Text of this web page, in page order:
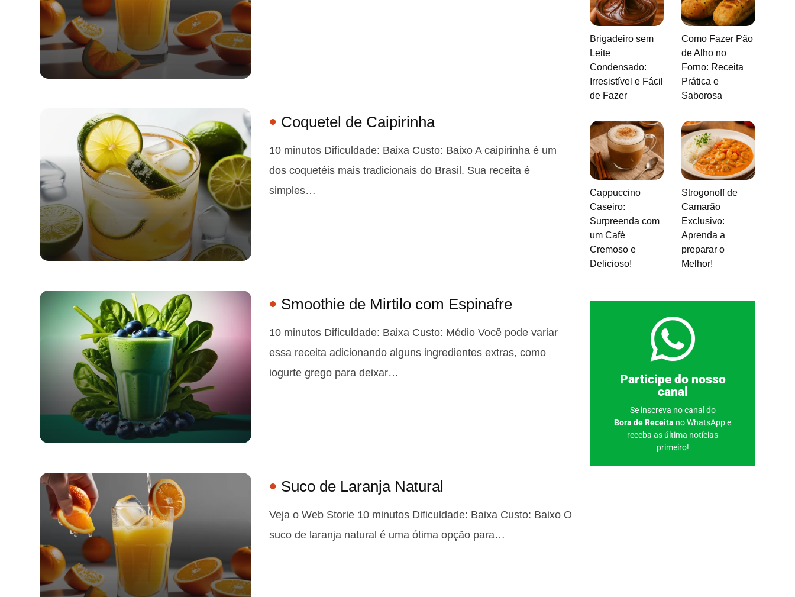
Coquetel de Caipirinha
10 minutos Dificuldade: Baixa Custo: Baixo A caipirinha é um
dos coquetéis mais tradicionais do Brasil. Sua receita é
simples…
Smoothie de Mirtilo com Espinafre
10 minutos Dificuldade: Baixa Custo: Médio Você pode variar
essa receita adicionando alguns ingredientes extras, como
iogurte grego para deixar…
Suco de Laranja Natural
Veja o Web Storie 10 minutos Dificuldade: Baixa Custo: Baixo O
suco de laranja natural é uma ótima opção para…
Brigadeiro sem
Leite
Condensado:
Irresistível e Fácil
de Fazer
Como Fazer Pão
de Alho no
Forno: Receita
Prática e
Saborosa
Cappuccino
Caseiro:
Surpreenda com
um Café
Cremoso e
Delicioso!
Strogonoff de
Camarão
Exclusivo:
Aprenda a
preparar o
Melhor!
Participe do nosso
canal
Se inscreva no canal do
Bora de Receita no WhatsApp e
receba as última notícias
primeiro!
Clique aqui